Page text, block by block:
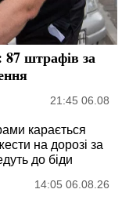
87 штрафів за
21:45 06.08
карається
на дорозі за
до біди
14:05 06.08.26